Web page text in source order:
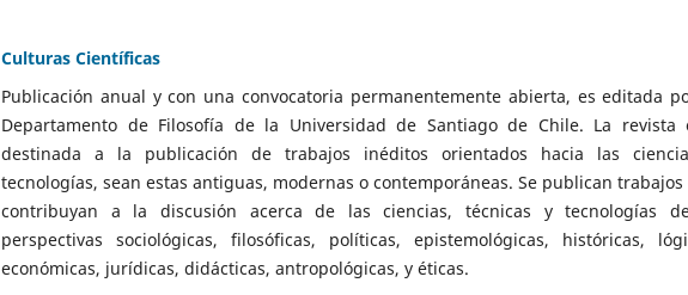
Culturas Científicas
Publicación anual y con una convocatoria permanentemente abierta, es editada
Departamento de Filosofía de la Universidad de Santiago de Chile. La revista
destinada a la publicación de trabajos inéditos orientados hacia las
tecnologías, sean estas antiguas, modernas o contemporáneas. Se publican
contribuyan a la discusión acerca de las ciencias, técnicas y tecnologías
perspectivas sociológicas, filosóficas, políticas, epistemológicas, históricas,
económicas, jurídicas, didácticas, antropológicas, y éticas.